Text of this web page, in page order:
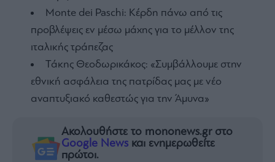
Monte dei Paschi: Κέρδη πάνω από τις
προβλέψεις εν μέσω μάχης για το μέλλον της
ιταλικής τράπεζας
Τάκης Θεοδωρικάκος: «Συμβάλλουμε στην
εθνική ασφάλεια της πατρίδας μας με νέο
αναπτυξιακό καθεστώς για την Άμυνα»
Ακολουθήστε το mononews.gr στο
Google News και ενημερωθείτε
πρώτοι.